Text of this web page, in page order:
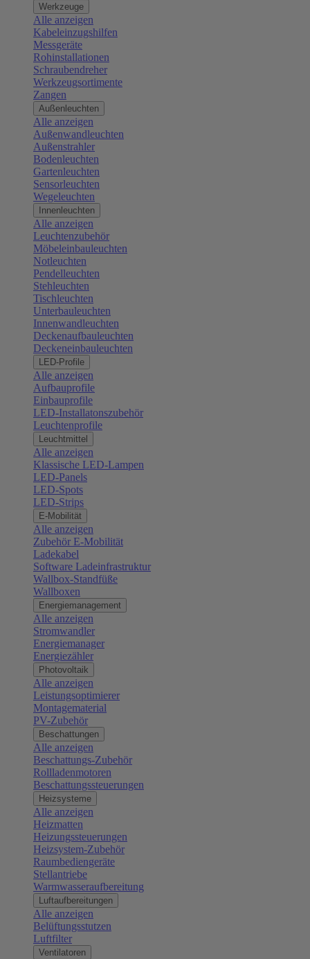
Werkzeuge
Alle anzeigen
Kabeleinzugshilfen
Messgeräte
Rohinstallationen
Schraubendreher
Werkzeugsortimente
Zangen
Außenleuchten
Alle anzeigen
Außenwandleuchten
Außenstrahler
Bodenleuchten
Gartenleuchten
Sensorleuchten
Wegeleuchten
Innenleuchten
Alle anzeigen
Leuchtenzubehör
Möbeleinbauleuchten
Notleuchten
Pendelleuchten
Stehleuchten
Tischleuchten
Unterbauleuchten
Innenwandleuchten
Deckenaufbauleuchten
Deckeneinbauleuchten
LED-Profile
Alle anzeigen
Aufbauprofile
Einbauprofile
LED-Installatonszubehör
Leuchtenprofile
Leuchtmittel
Alle anzeigen
Klassische LED-Lampen
LED-Panels
LED-Spots
LED-Strips
E-Mobilität
Alle anzeigen
Zubehör E-Mobilität
Ladekabel
Software Ladeinfrastruktur
Wallbox-Standfüße
Wallboxen
Energiemanagement
Alle anzeigen
Stromwandler
Energiemanager
Energiezähler
Photovoltaik
Alle anzeigen
Leistungsoptimierer
Montagematerial
PV-Zubehör
Beschattungen
Alle anzeigen
Beschattungs-Zubehör
Rollladenmotoren
Beschattungssteuerungen
Heizsysteme
Alle anzeigen
Heizmatten
Heizungssteuerungen
Heizsystem-Zubehör
Raumbediengeräte
Stellantriebe
Warmwasseraufbereitung
Luftaufbereitungen
Alle anzeigen
Belüftungsstutzen
Luftfilter
Ventilatoren